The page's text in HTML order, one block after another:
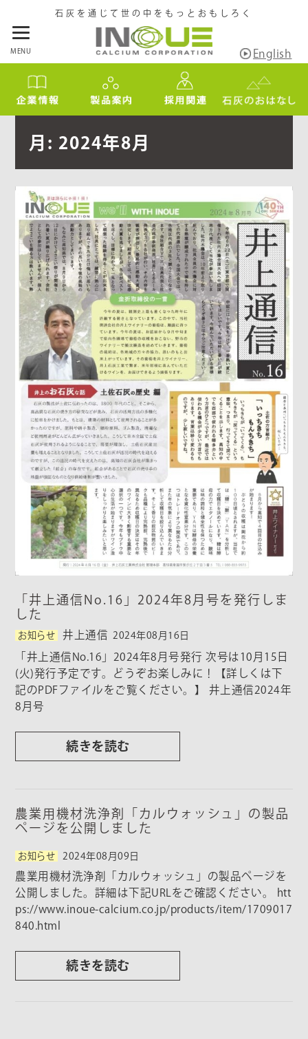
石灰を通じて世の中をもっとおもしろく
English
MENU
月: 2024年8月
「井上通信No.16」2024年8月号を発行しま
した
お知らせ 井上通信 2024年08月16日
「井上通信No.16」2024年8月号発行 次号は10月15日
(火)発行予定です。どうぞお楽しみに！【詳しくは下
記のPDFファイルをご覧ください。】 井上通信2024年
8月号
続きを読む
農業用機材洗浄剤「カルウォッシュ」の製品
ページを公開しました
お知らせ 2024年08月09日
農業用機材洗浄剤「カルウォッシュ」の製品ページを
公開しました。詳細は下記URLをご確認ください。 htt
ps://www.inoue-calcium.co.jp/products/item/1709017
840.html
続きを読む